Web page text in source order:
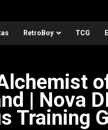
RetroBoy TCG
| Nova
Training